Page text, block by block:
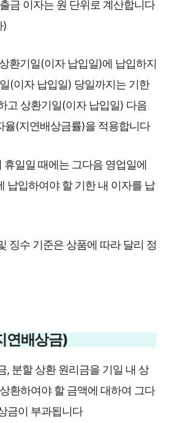
금 이자는 원 단위로 계산합니다
)
환기일(이자 납입일)에 납입하지
(이자 납입일) 당일까지는 기한
고 상환기일(이자 납입일) 다음
율(지연배상금률)을 적용합니다
휴일일 때에는 그다음 영업일에
납입하여야 할 기한 내 이자를 납
징수 기준은 상품에 따라 달리 정
연배상금)
, 분할 상환 원리금을 기일 내 상
환하여야 할 금액에 대하여 그다
금이 부과됩니다